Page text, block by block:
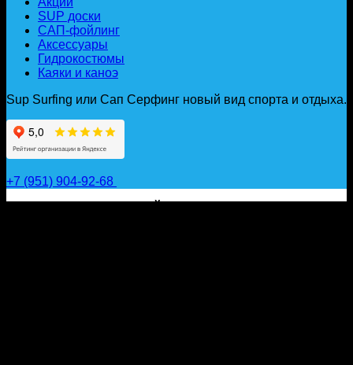
SUP доски
САП-фойлинг
Аксессуары
Гидрокостюмы
Каяки и каноэ
Sup Surfing или Сап Серфинг новый вид спорта и отдыха.
+7 (951) 904-92-68